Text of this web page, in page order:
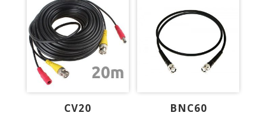
CV20 BNC60